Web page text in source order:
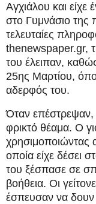
Αγχιάλου και
στο Γυμνάσιο της
τελευταίες
thenewspaper.gr,
του έλειπαν,
25ης Μαρτίου,
αδερφός του.
Όταν επέστρεψαν,
φρικτό θέαμα. Ο
χρησιμοποιώντας
οποία είχε δέσει
του ξέσπασε σε
βοήθεια. Οι
έσπευσαν να δουν